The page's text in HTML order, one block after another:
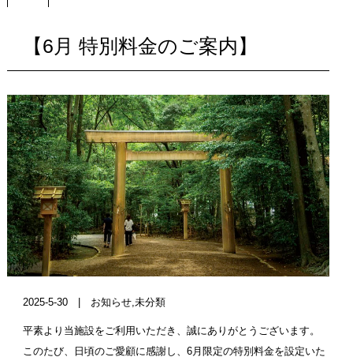
【6月 特別料金のご案内】
2025-5-30 | お知らせ, 未分類
平素より当施設をご利用いただき、誠にありがとうございます。
このたび、日頃のご愛顧に感謝し、6月限定の特別料金を設定いた